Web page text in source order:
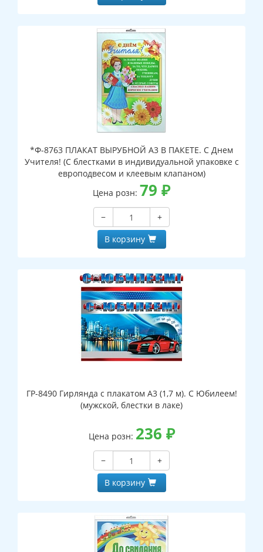
*Ф-8763 ПЛАКАТ ВЫРУБНОЙ А3 В ПАКЕТЕ. С Днем
Учителя! (С блестками в индивидуальной упаковке с
европодвесом и клеевым клапаном)
Цена розн: 79 ₽
−
+
В корзину
ГР-8490 Гирлянда с плакатом А3 (1,7 м). С Юбилеем!
(мужской, блестки в лаке)
Цена розн: 236 ₽
−
+
В корзину